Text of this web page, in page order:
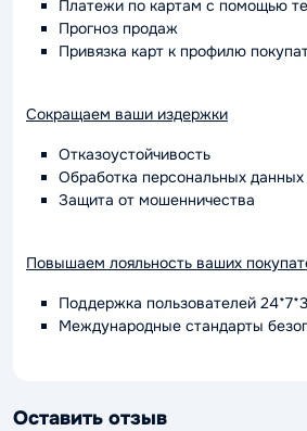
Платежи по картам с помощью
Прогноз продаж
Привязка карт к профилю
Сокращаем ваши издержки
Отказоустойчивость
Обработка персональных
Защита от мошенничества
Повышаем лояльность ваших
Поддержка пользователей
Международные стандарты
Оставить отзыв